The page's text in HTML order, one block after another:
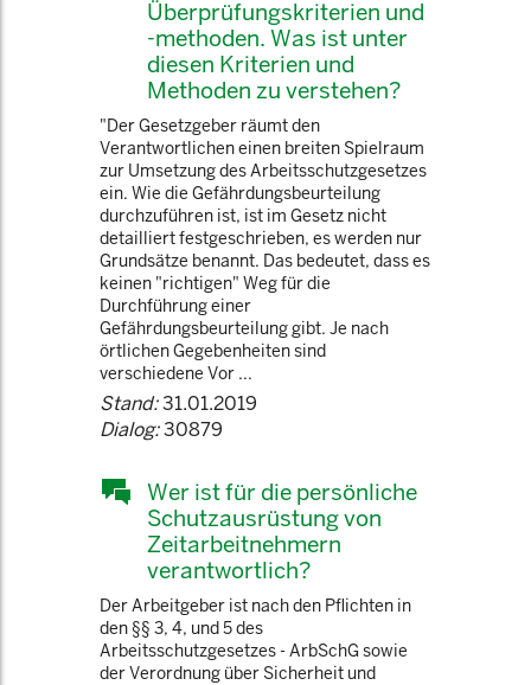
Überprüfungskriterien und
-methoden. Was ist unter
diesen Kriterien und
Methoden zu verstehen?
"Der Gesetzgeber räumt den
Verantwortlichen einen breiten Spielraum
zur Umsetzung des Arbeitsschutzgesetzes
ein. Wie die Gefährdungsbeurteilung
durchzuführen ist, ist im Gesetz nicht
detailliert festgeschrieben, es werden nur
Grundsätze benannt. Das bedeutet, dass es
keinen "richtigen" Weg für die
Durchführung einer
Gefährdungsbeurteilung gibt. Je nach
örtlichen Gegebenheiten sind
verschiedene Vor ...
Stand:31.01.2019
Dialog:30879
Wer ist für die persönliche
Schutzausrüstung von
Zeitarbeitnehmern
verantwortlich?
Der Arbeitgeber ist nach den Pflichten in
den §§ 3, 4, und 5 des
Arbeitsschutzgesetzes - ArbSchG sowie
der Verordnung über Sicherheit und